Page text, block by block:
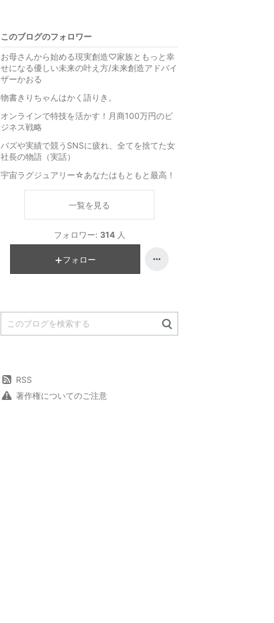
このブログのフォロワー
お母さんから始める現実創造♡家族ともっと幸
せになる優しい未来の叶え方/未来創造アドバイ
ザーかおる
物書きりちゃんはかく語りき。
オンラインで特技を活かす！月商100万円のビ
ジネス戦略
バズや実績で競うSNSに疲れ、全てを捨てた女
社長の物語（実話）
宇宙ラグジュアリー☆あなたはもともと最高！
一覧を見る
フォロワー: 314 人
フォロー
RSS
著作権についてのご注意